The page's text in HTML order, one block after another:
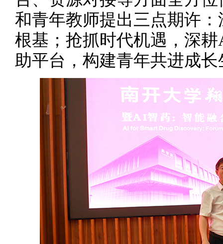
和青年教师提出三点期许
根基；抢抓时代机遇，深
助平台，构建青年共进成长